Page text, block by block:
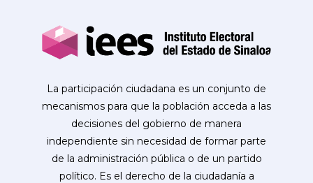
La participación ciudadana es un conjunto de
mecanismos para que la población acceda a las
decisiones del gobierno de manera
independiente sin necesidad de formar parte
de la administración pública o de un partido
político. Es el derecho de la ciudadanía a